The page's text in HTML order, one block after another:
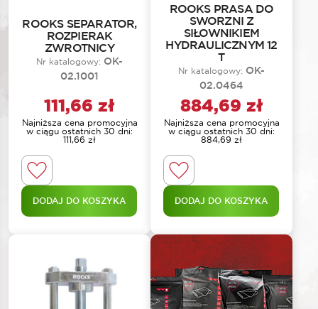
ROOKS SEPARATOR,
ROZPIERAK
ZWROTNICY
Nr katalogowy: OK-
02.1001
111,66 zł
Najniższa cena promocyjna
w ciągu ostatnich 30 dni:
111,66 zł
DODAJ DO KOSZYKA
ROOKS PRASA DO
SWORZNI Z
SIŁOWNIKIEM
HYDRAULICZNYM 12
T
Nr katalogowy: OK-
02.0464
884,69 zł
Najniższa cena promocyjna
w ciągu ostatnich 30 dni:
884,69 zł
DODAJ DO KOSZYKA